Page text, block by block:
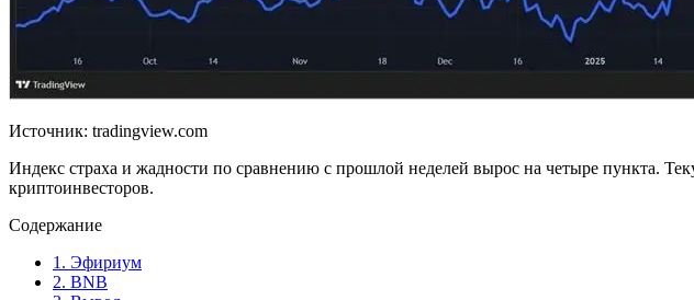
Источник: tradingview.com
Индекс страха и жадности по сравнению с прошлой неделей вырос на четыре пункта.
криптоинвесторов.
Содержание
1. Эфириум
2. BNB